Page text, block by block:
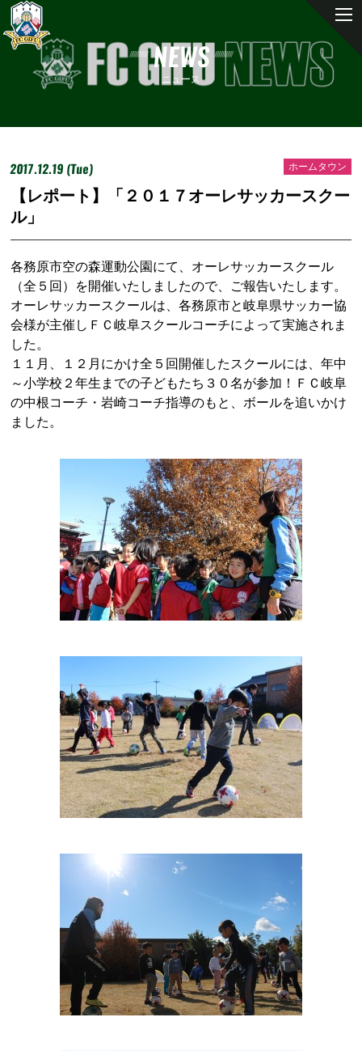
NEWS
ニュース
2017.12.19 (Tue) ホームタウン
【レポート】「２０１７オーレサッカースクー
ル」
各務原市空の森運動公園にて、オーレサッカースクール
（全５回）を開催いたしましたので、ご報告いたします。
オーレサッカースクールは、各務原市と岐阜県サッカー協
会様が主催しＦＣ岐阜スクールコーチによって実施されま
した。
１１月、１２月にかけ全５回開催したスクールには、年中
～小学校２年生までの子どもたち３０名が参加！ＦＣ岐阜
の中根コーチ・岩崎コーチ指導のもと、ボールを追いかけ
ました。